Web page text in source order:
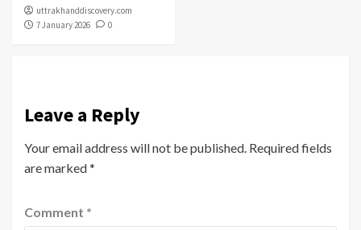
uttrakhanddiscovery.com
7 January 2026
0
Leave a Reply
Your email address will not be published. Required fields
are marked*
Comment *